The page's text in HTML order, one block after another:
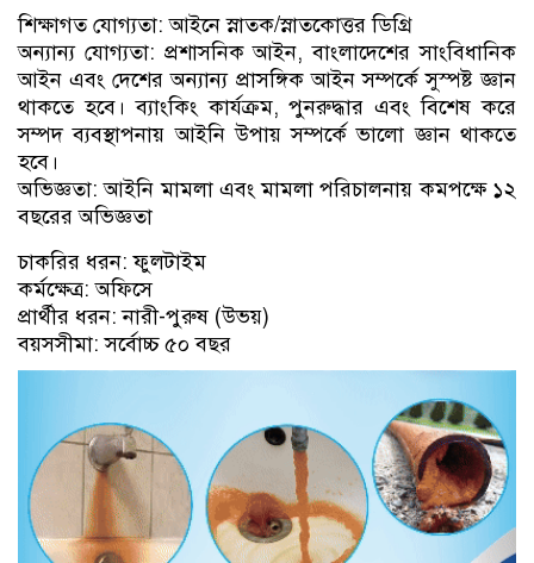
শিক্ষাগত যোগ্যতা: আইনে স্নাতক/স্নাতকোত্তর ডিগ্রি
অন্যান্য যোগ্যতা: প্রশাসনিক আইন, বাংলাদেশের সাংবিধানিক
আইন এবং দেশের অন্যান্য প্রাসঙ্গিক আইন সম্পর্কে সুস্পষ্ট জ্ঞান
থাকতে হবে। ব্যাংকিং কার্যক্রম, পুনরুদ্ধার এবং বিশেষ করে
সম্পদ ব্যবস্থাপনায় আইনি উপায় সম্পর্কে ভালো জ্ঞান থাকতে
হবে।
অভিজ্ঞতা: আইনি মামলা এবং মামলা পরিচালনায় কমপক্ষে ১২
বছরের অভিজ্ঞতা
চাকরির ধরন: ফুলটাইম
কর্মক্ষেত্র: অফিসে
প্রার্থীর ধরন: নারী-পুরুষ (উভয়)
বয়সসীমা: সর্বোচ্চ ৫০ বছর